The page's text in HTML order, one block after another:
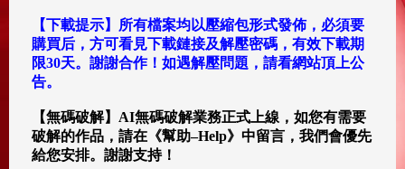
【下載提示】所有檔案均以壓縮包形式發佈，必須要
購買后，方可看見下載鏈接及解壓密碼，有效下載期
限30天。謝謝合作！如遇解壓問題，請看網站頂上公
告。
【無碼破解】AI無碼破解業務正式上線，如您有需要
破解的作品，請在《幫助–Help》中留言，我們會優先
給您安排。謝謝支持！